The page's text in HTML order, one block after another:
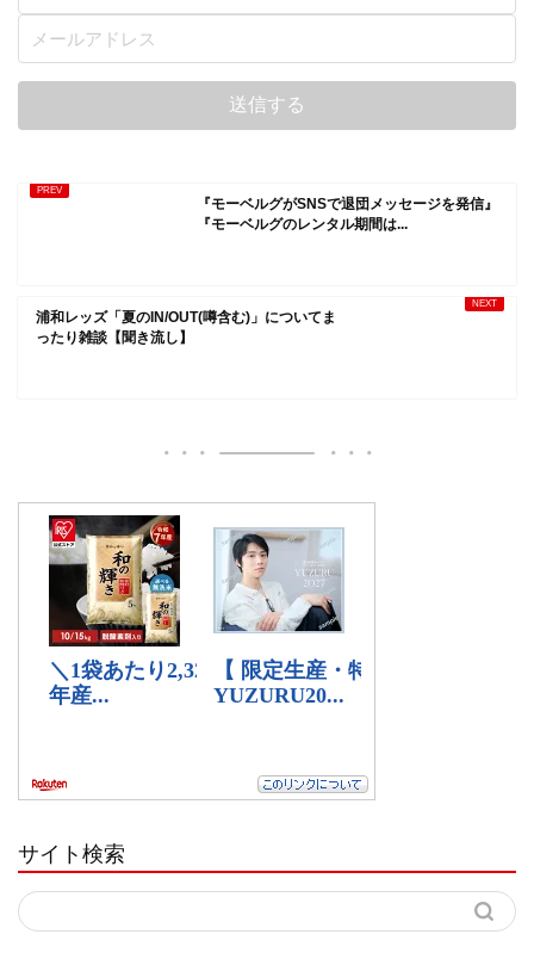
『モーベルグがSNSで退団メッセージを発信』
『モーベルグのレンタル期間は...
浦和レッズ「夏のIN/OUT(噂含む)」についてま
ったり雑談【聞き流し】
サイト検索